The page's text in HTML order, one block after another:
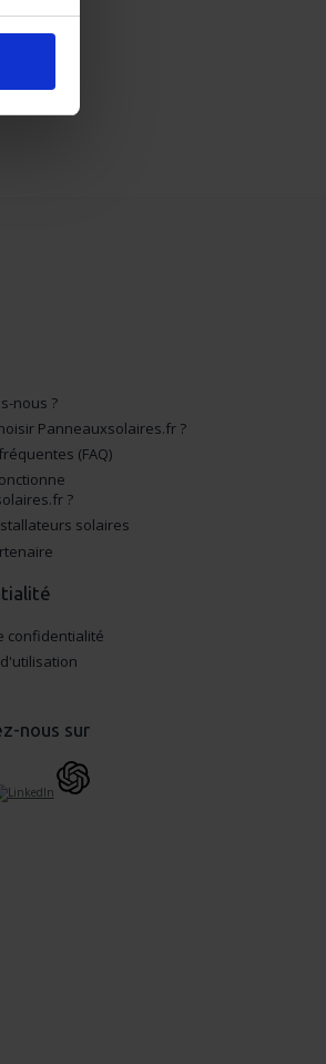
nous ?
Panneauxsolaires.fr ?
(FAQ)
?
solaires
confidentialité
nous sur